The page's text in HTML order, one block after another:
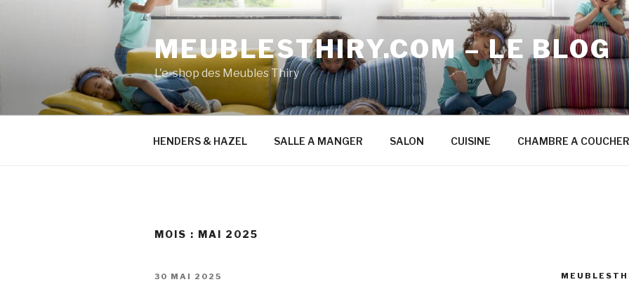
MEUBLESTHIRY.COM – LE BLOG
L'e-shop des Meubles Thiry
HENDERS & HAZEL SALLE A MANGER SALON CUISINE CHAMBRE A COUCHER
MOIS : MAI 2025
PUBLIÉ
30 MAI 2025